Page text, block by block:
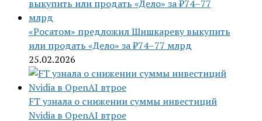
«Росатом» предложил Шишкареву выкупить
или продать «Дело» за ₽74–77 млрд
25.02.2026
FT узнала о снижении суммы инвестиций
Nvidia в OpenAI втрое